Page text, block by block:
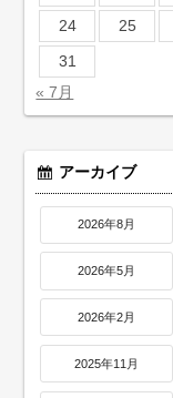
24
25
31
« 7月
アーカイブ
2026年8月
2026年5月
2026年2月
2025年11月